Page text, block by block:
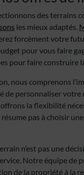
des terrains
les mieux adaptés.
forcément votre
pour vous faire
pour faire construire
nous comprenons
de personnaliser votre
la flexibilité
pas à choisir
n’est pas une
Notre équipe de
de la propriété à la